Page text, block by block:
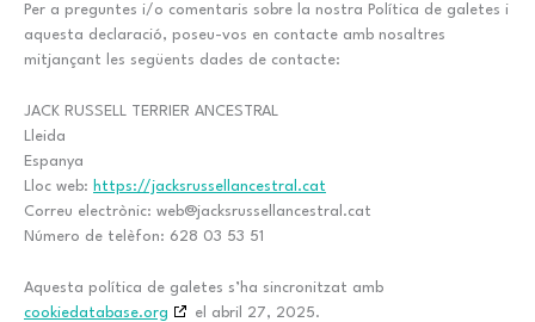
Per a preguntes i/o comentaris sobre la nostra Política de galetes i
aquesta declaració, poseu-vos en contacte amb nosaltres
mitjançant les següents dades de contacte:
JACK RUSSELL TERRIER ANCESTRAL
Lleida
Espanya
Lloc web: https://jacksrussellancestral.cat
Correu electrònic: web@jacksrussellancestral.cat
Número de telèfon: 628 03 53 51
Aquesta política de galetes s’ha sincronitzat amb
cookiedatabase.org
el abril 27, 2025.